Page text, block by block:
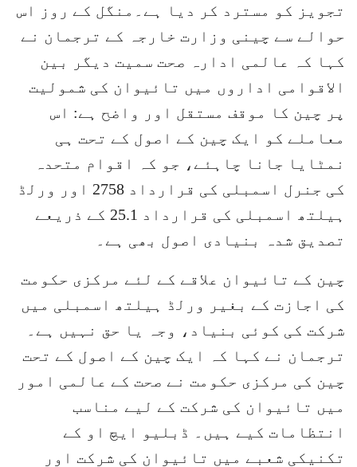
تجویز کو مسترد کر دیا ہے۔منگل کے روز اس
حوالے سے چینی وزارت خارجہ کے ترجمان نے
کہا کہ عالمی ادارہ صحت سمیت دیگر بین
الاقوامی اداروں میں تائیوان کی شمولیت
پر چین کا موقف مستقل اور واضح ہے: اس
معاملے کو ایک چین کے اصول کے تحت ہی
نمٹایا جانا چاہئے، جو کہ اقوام متحدہ
کی جنرل اسمبلی کی قرارداد 2758 اور ورلڈ
ہیلتھ اسمبلی کی قرارداد 25.1 کے ذریعے
تصدیق شدہ بنیادی اصول بھی ہے۔
چین کے تائیوان علاقے کے لئے مرکزی حکومت
کی اجازت کے بغیر ورلڈ ہیلتھ اسمبلی میں
شرکت کی کوئی بنیاد، وجہ یا حق نہیں ہے۔
ترجمان نے کہا کہ ایک چین کے اصول کے تحت
چین کی مرکزی حکومت نے صحت کے عالمی امور
میں تائیوان کی شرکت کے لیے مناسب
انتظامات کیے ہیں۔ ڈبلیو ایچ او کے
تکنیکی شعبے میں تائیوان کی شرکت اور